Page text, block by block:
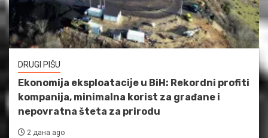
DRUGI PIŠU
Ekonomija eksploatacije u BiH: Rekordni profiti
kompanija, minimalna korist za građane i
nepovratna šteta za prirodu
2 дана ago